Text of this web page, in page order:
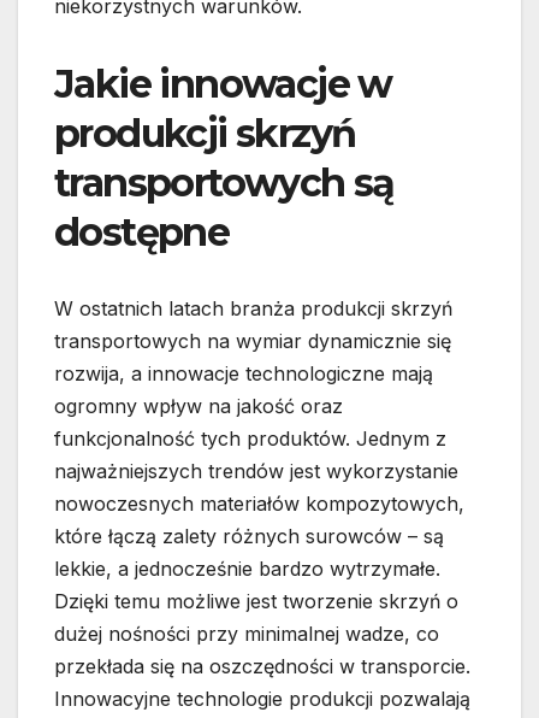
niekorzystnych warunków.
Jakie innowacje w
produkcji skrzyń
transportowych są
dostępne
W ostatnich latach branża produkcji skrzyń
transportowych na wymiar dynamicznie się
rozwija, a innowacje technologiczne mają
ogromny wpływ na jakość oraz
funkcjonalność tych produktów. Jednym z
najważniejszych trendów jest wykorzystanie
nowoczesnych materiałów kompozytowych,
które łączą zalety różnych surowców – są
lekkie, a jednocześnie bardzo wytrzymałe.
Dzięki temu możliwe jest tworzenie skrzyń o
dużej nośności przy minimalnej wadze, co
przekłada się na oszczędności w transporcie.
Innowacyjne technologie produkcji pozwalają